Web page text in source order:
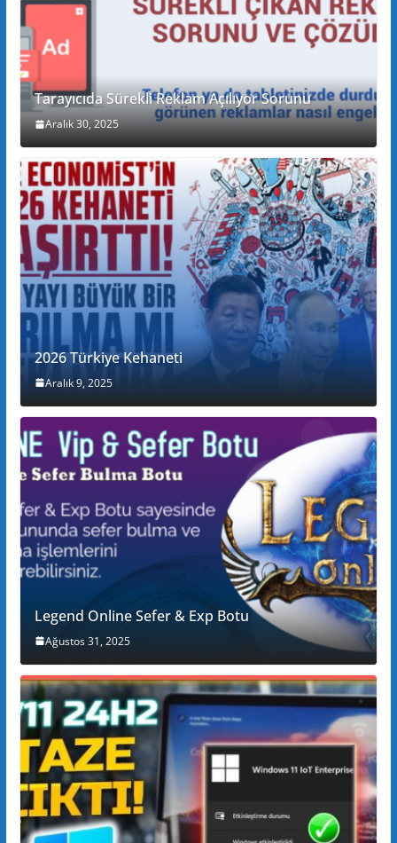
Tarayıcıda Sürekli Reklam Açılıyor Sorunu
Aralık 30, 2025
2026 Türkiye Kehaneti
Aralık 9, 2025
Legend Online Sefer & Exp Botu
Ağustos 31, 2025